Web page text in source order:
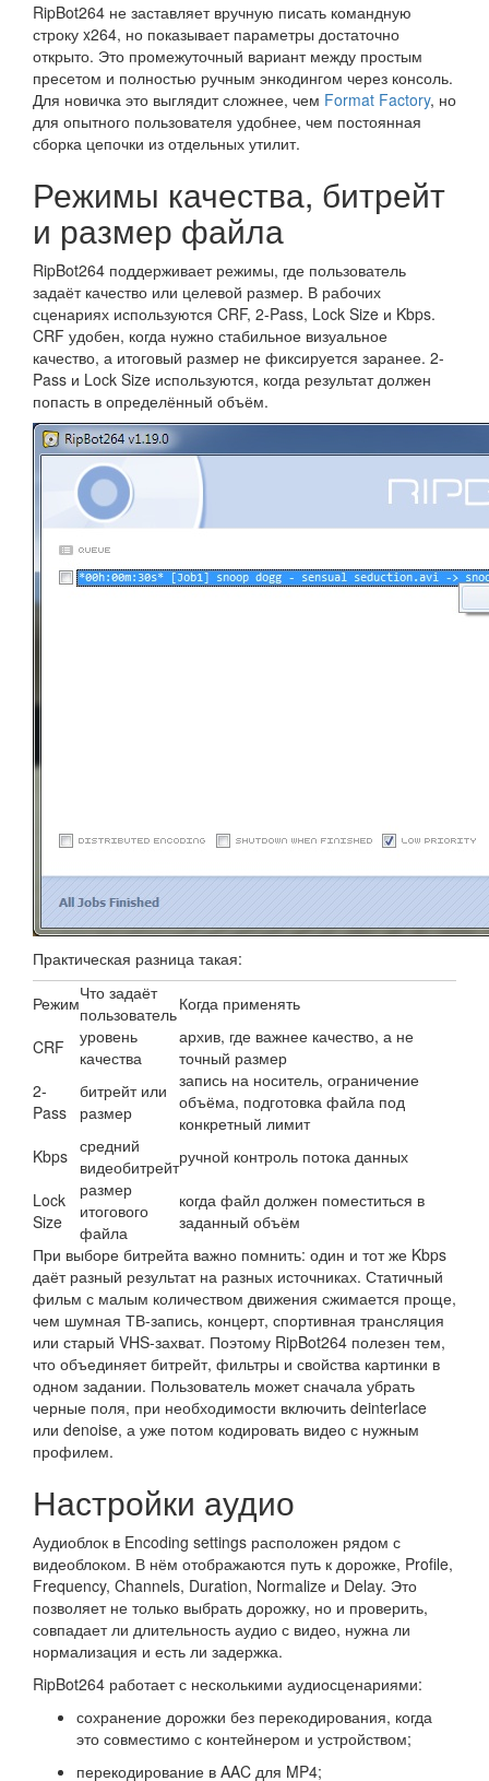
RipBot264 не заставляет вручную писать командную
строку x264, но показывает параметры достаточно
открыто. Это промежуточный вариант между простым
пресетом и полностью ручным энкодингом через консоль.
Для новичка это выглядит сложнее, чем Format Factory, но
для опытного пользователя удобнее, чем постоянная
сборка цепочки из отдельных утилит.
Режимы качества, битрейт
и размер файла
RipBot264 поддерживает режимы, где пользователь
задаёт качество или целевой размер. В рабочих
сценариях используются CRF, 2-Pass, Lock Size и Kbps.
CRF удобен, когда нужно стабильное визуальное
качество, а итоговый размер не фиксируется заранее. 2-
Pass и Lock Size используются, когда результат должен
попасть в определённый объём.
Практическая разница такая:
РежимЧто задаёт
пользовательКогда применять
CRF
уровень
качества
архив, где важнее качество, а не
точный размер
2-
Pass
битрейт или
размер
запись на носитель, ограничение
объёма, подготовка файла под
конкретный лимит
Kbps средний
видеобитрейтручной контроль потока данных
Lock
Size
размер
итогового
файла
когда файл должен поместиться в
заданный объём
При выборе битрейта важно помнить: один и тот же Kbps
даёт разный результат на разных источниках. Статичный
фильм с малым количеством движения сжимается проще,
чем шумная ТВ-запись, концерт, спортивная трансляция
или старый VHS-захват. Поэтому RipBot264 полезен тем,
что объединяет битрейт, фильтры и свойства картинки в
одном задании. Пользователь может сначала убрать
черные поля, при необходимости включить deinterlace
или denoise, а уже потом кодировать видео с нужным
профилем.
Настройки аудио
Аудиоблок в Encoding settings расположен рядом с
видеоблоком. В нём отображаются путь к дорожке, Profile,
Frequency, Channels, Duration, Normalize и Delay. Это
позволяет не только выбрать дорожку, но и проверить,
совпадает ли длительность аудио с видео, нужна ли
нормализация и есть ли задержка.
RipBot264 работает с несколькими аудиосценариями:
сохранение дорожки без перекодирования, когда
это совместимо с контейнером и устройством;
перекодирование в AAC для MP4;